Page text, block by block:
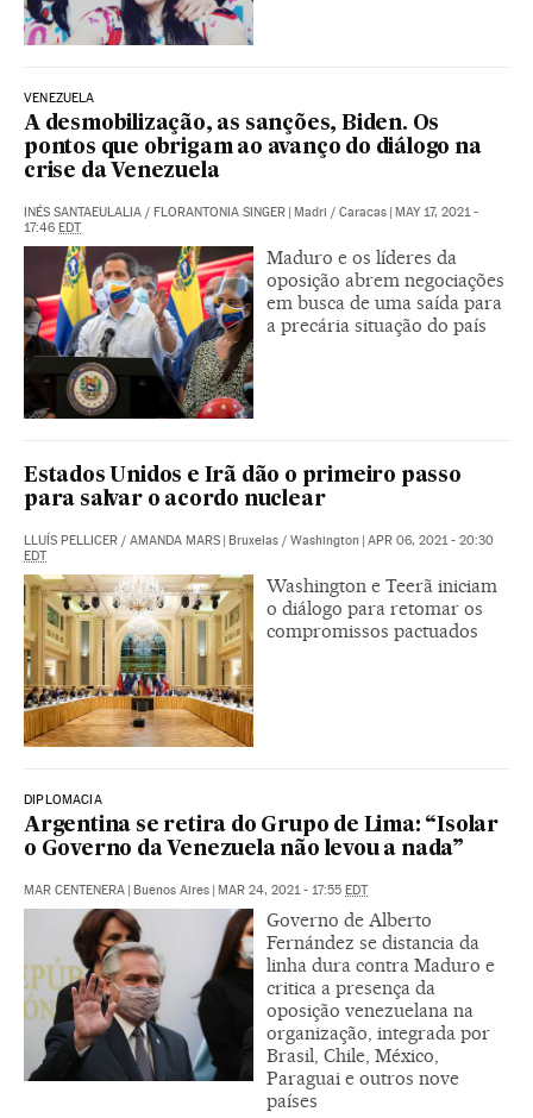
VENEZUELA
A desmobilização, as sanções, Biden. Os
pontos que obrigam ao avanço do diálogo na
crise da Venezuela
INÉS SANTAEULALIA / FLORANTONIA SINGER | Madri / Caracas | MAY 17, 2021 -
17:46 EDT
Maduro e os líderes da
oposição abrem negociações
em busca de uma saída para
a precária situação do país
Estados Unidos e Irã dão o primeiro passo
para salvar o acordo nuclear
LLUÍS PELLICER / AMANDA MARS | Bruxelas / Washington | APR 06, 2021 - 20:30
EDT
Washington e Teerã iniciam
o diálogo para retomar os
compromissos pactuados
DIPLOMACIA
Argentina se retira do Grupo de Lima: “Isolar
o Governo da Venezuela não levou a nada”
MAR CENTENERA | Buenos Aires | MAR 24, 2021 - 17:55 EDT
Governo de Alberto
Fernández se distancia da
linha dura contra Maduro e
critica a presença da
oposição venezuelana na
organização, integrada por
Brasil, Chile, México,
Paraguai e outros nove
países